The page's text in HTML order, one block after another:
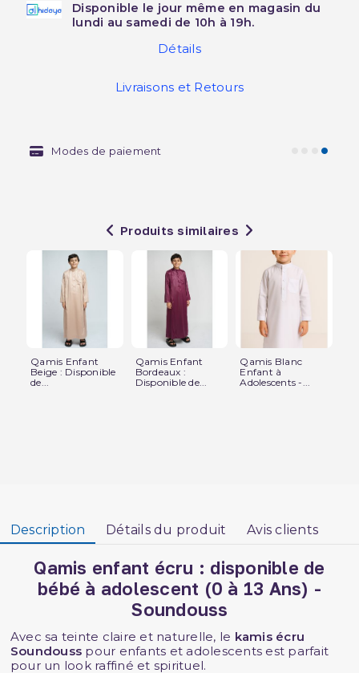
Disponible le jour même en magasin du
lundi au samedi de 10h à 19h.
Détails
Livraisons et Retours
Modes de paiement
Produits similaires
Qamis Enfant
Beige : Disponible
de...
Qamis Enfant
Bordeaux :
Disponible de...
Qamis Blanc
Enfant à
Adolescents -...
Description Détails du produit Avis clients
Qamis enfant écru : disponible de
bébé à adolescent (0 à 13 Ans) -
Soundouss
Avec sa teinte claire et naturelle, le kamis écru
Soundouss pour enfants et adolescents est parfait
pour un look raffiné et spirituel.